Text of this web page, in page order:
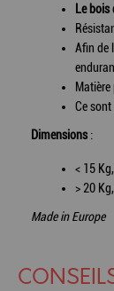
Le bois
Afin de
Ce
Dimensions:
< 15
> 20
Made in Europe